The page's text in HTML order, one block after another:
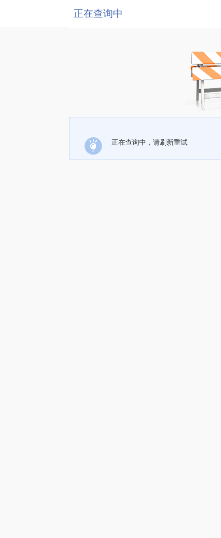
正在查询中
正在查询中，请刷新重试